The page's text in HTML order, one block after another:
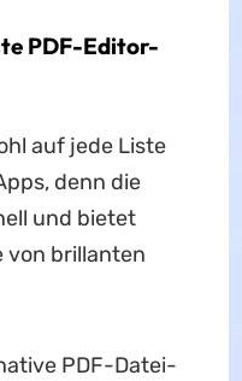
PDF-Editor-
auf jede Liste
denn die
und bietet
von brillanten
PDF-Datei-